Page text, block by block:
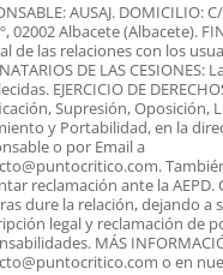
AUSAJ. DOMICILIO:
02002 Albacete (Albacete).
de las relaciones con los
DE LAS CESIONES:
EJERCICIO DE
Supresión, Oposición,
y Portabilidad, en la
o por Email a
reclamación ante la AEPD.
dure la relación, dejando a
legal y reclamación de
MÁS
o en